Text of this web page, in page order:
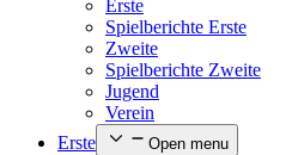
Erste
Spielberichte Erste
Zweite
Spielberichte Zweite
Jugend
Verein
Erste
Open menu